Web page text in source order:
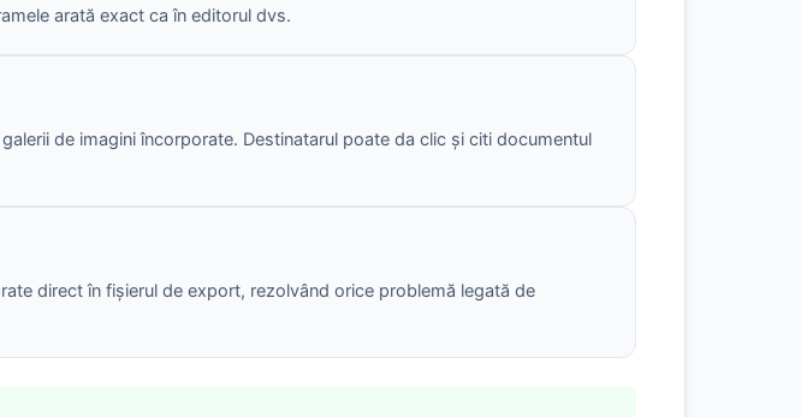
arată exact ca în editorul dvs.
de imagini încorporate. Destinatarul poate da clic și citi documentul
direct în fișierul de export, rezolvând orice problemă legată de